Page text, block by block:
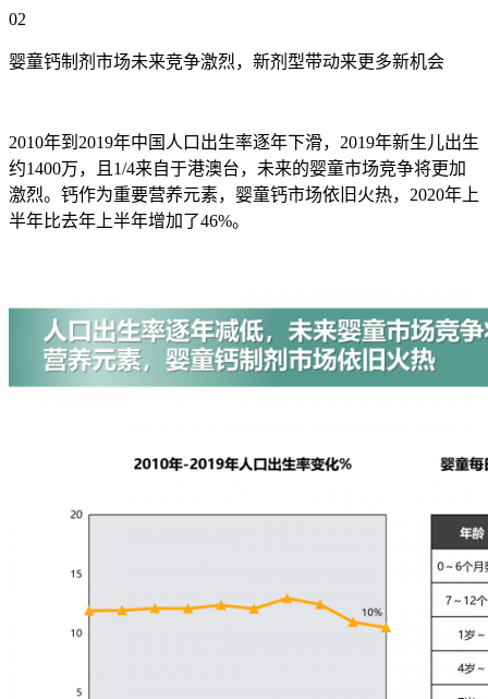
02
婴童钙制剂市场未来竞争激烈，新剂型带动来更多新机会
2010年到2019年中国人口出生率逐年下滑，2019年新生儿出生
约1400万，且1/4来自于港澳台，未来的婴童市场竞争将更加
激烈。钙作为重要营养元素，婴童钙市场依旧火热，2020年上
半年比去年上半年增加了46%。